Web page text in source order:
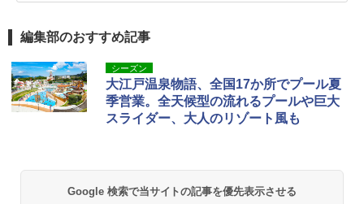
編集部のおすすめ記事
シーズン
大江戸温泉物語、全国17か所でプール夏
季営業。全天候型の流れるプールや巨大
スライダー、大人のリゾート風も
Google 検索で当サイトの記事を優先表示させる